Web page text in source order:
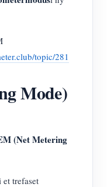
topic/281
Mode)
(Net Metering
trefaset